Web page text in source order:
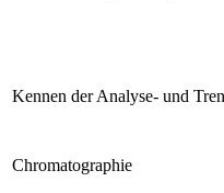
Kennen der Analyse- und
Chromatographie